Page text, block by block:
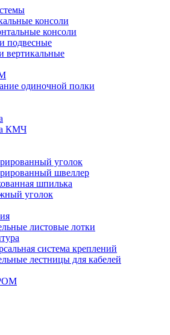
консоли
консоли
подвесные
вертикальные
одиночной полки
КМЧ
уголок
швеллер
шпилька
уголок
листовые лотки
система креплений
лестницы для кабелей